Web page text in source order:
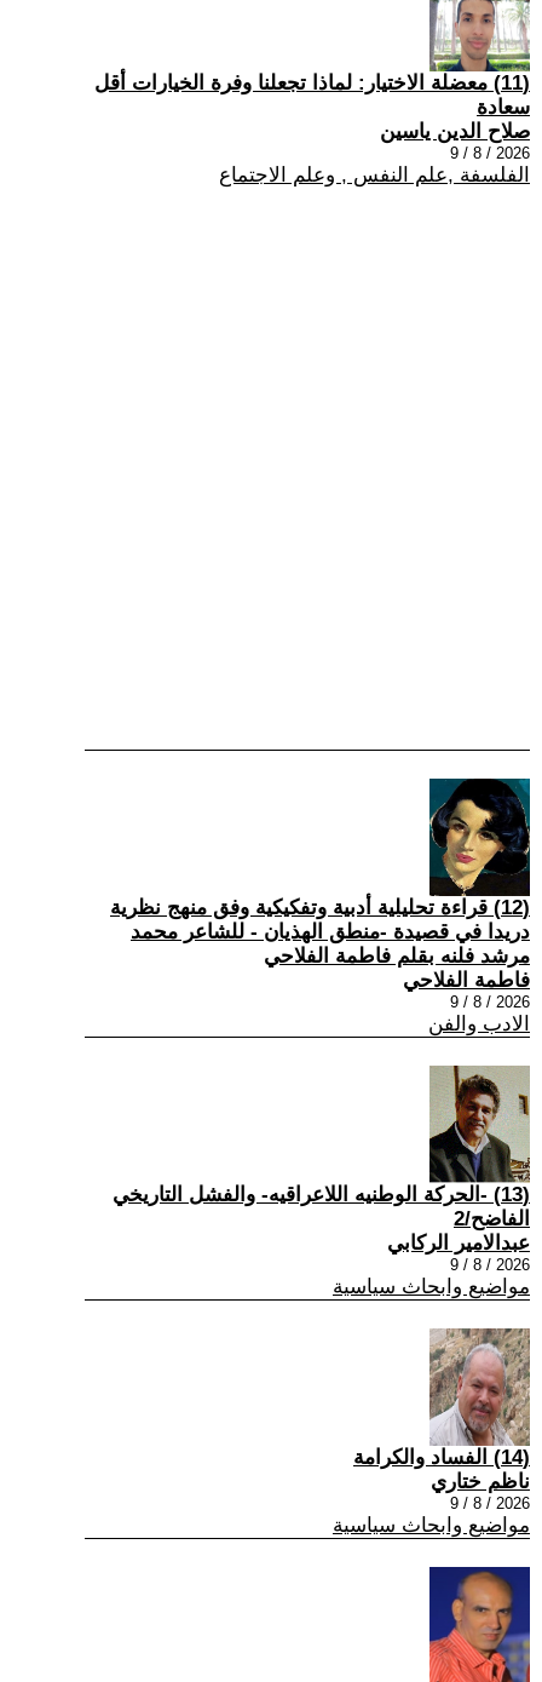
(11) معضلة الاختيار: لماذا تجعلنا وفرة الخيارات أقل
سعادة
صلاح الدين ياسين
2026 / 8 / 9
الفلسفة ,علم النفس , وعلم الاجتماع
(12) قراءة تحليلية أدبية وتفكيكية وفق منهج نظرية
دريدا في قصيدة -منطق الهذيان - للشاعر محمد
مرشد فلنه بقلم فاطمة الفلاحي
فاطمة الفلاحي
2026 / 8 / 9
الادب والفن
(13) -الحركة الوطنيه اللاعراقيه- والفشل التاريخي
الفاضح/2
عبدالامير الركابي
2026 / 8 / 9
مواضيع وابحاث سياسية
(14) الفساد والكرامة
ناظم ختاري
2026 / 8 / 9
مواضيع وابحاث سياسية